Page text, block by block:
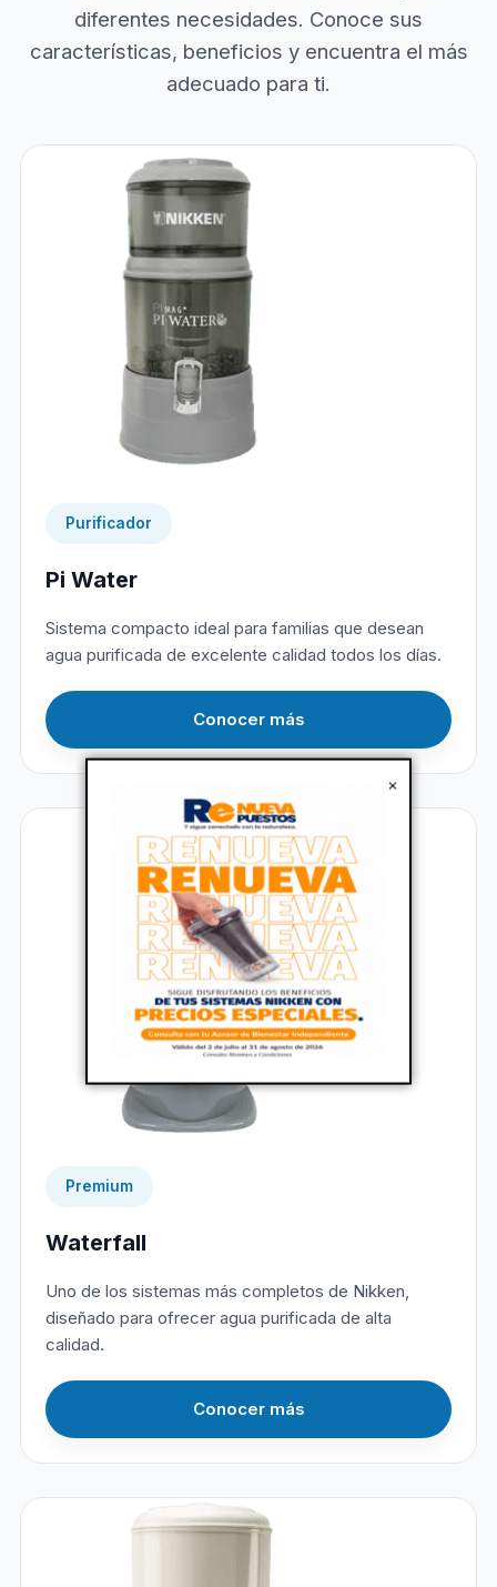
×
diferentes necesidades. Conoce sus
características, beneficios y encuentra el más
adecuado para ti.
Purificador
Pi Water
Sistema compacto ideal para familias que desean
agua purificada de excelente calidad todos los días.
Conocer más
Premium
Waterfall
Uno de los sistemas más completos de Nikken,
diseñado para ofrecer agua purificada de alta
calidad.
Conocer más